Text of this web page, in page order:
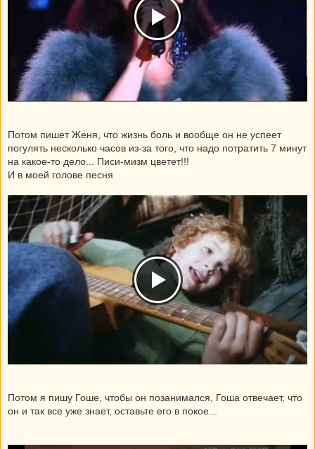
Потом пишет Женя, что жизнь боль и вообще он не успеет
погулять несколько часов из-за того, что надо потратить 7 минут
на какое-то дело... Писи-мизм цветет!!!
И в моей голове песня
Потом я пишу Гоше, чтобы он позанимался, Гоша отвечает, что
он и так все уже знает, оставьте его в покое...